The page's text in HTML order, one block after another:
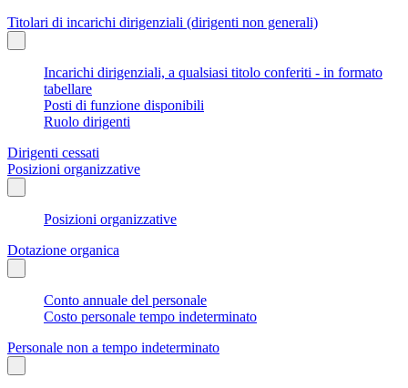
Titolari di incarichi dirigenziali (dirigenti non generali)
Incarichi dirigenziali, a qualsiasi titolo conferiti - in formato
tabellare
Posti di funzione disponibili
Ruolo dirigenti
Dirigenti cessati
Posizioni organizzative
Posizioni organizzative
Dotazione organica
Conto annuale del personale
Costo personale tempo indeterminato
Personale non a tempo indeterminato